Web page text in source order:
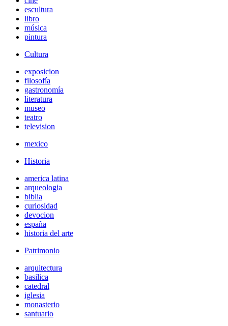
escultura
libro
música
pintura
Cultura
exposicion
filosofía
gastronomía
literatura
museo
teatro
television
mexico
Historia
america latina
arqueologia
biblia
curiosidad
devocion
españa
historia del arte
Patrimonio
arquitectura
basilica
catedral
iglesia
monasterio
santuario